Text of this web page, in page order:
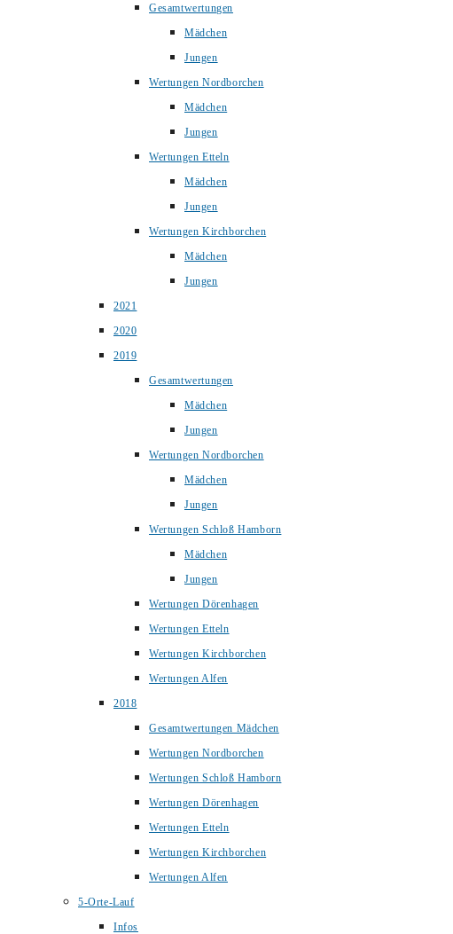
Gesamtwertungen
Mädchen
Jungen
Wertungen Nordborchen
Mädchen
Jungen
Wertungen Etteln
Mädchen
Jungen
Wertungen Kirchborchen
Mädchen
Jungen
2021
2020
2019
Gesamtwertungen
Mädchen
Jungen
Wertungen Nordborchen
Mädchen
Jungen
Wertungen Schloß Hamborn
Mädchen
Jungen
Wertungen Dörenhagen
Wertungen Etteln
Wertungen Kirchborchen
Wertungen Alfen
2018
Gesamtwertungen Mädchen
Wertungen Nordborchen
Wertungen Schloß Hamborn
Wertungen Dörenhagen
Wertungen Etteln
Wertungen Kirchborchen
Wertungen Alfen
5-Orte-Lauf
Infos